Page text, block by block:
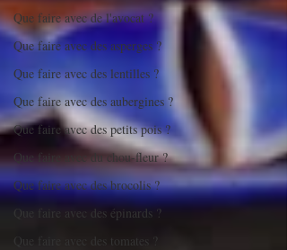
Que faire avec de l'avocat ?
Que faire avec des asperges ?
Que faire avec des lentilles ?
Que faire avec des aubergines ?
Que faire avec des petits pois ?
Que faire avec du chou-fleur ?
Que faire avec des brocolis ?
Que faire avec des épinards ?
Que faire avec des tomates ?